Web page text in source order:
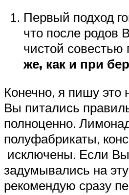
Первый подход
что после родов
чистой совестью
же, как и при
Конечно, я пишу это
Вы питались
полноценно.
полуфабрикаты,
исключены. Если
задумывались на
рекомендую сразу